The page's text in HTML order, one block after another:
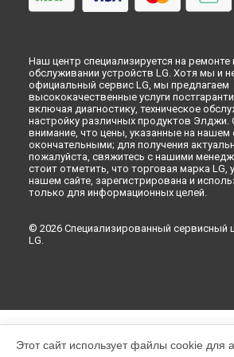
Наш центр специализируется на ремонте
обслуживании устройств LG. Хотя мы и
официальный сервис LG, мы предлагаем
высококачественные услуги
включая диагностику, техническое
настройку различных продуктов Элджи.
внимание, что цены, указанные на нашем
окончательными; для получения
пожалуйста, свяжитесь с нашими
стоит отметить, что торговая марка LG,
нашем сайте, зарегистрирована и
только для информационных целей.
© 2026 Специализированный сервисный
LG.
Этот сайт использует файлы cookie для